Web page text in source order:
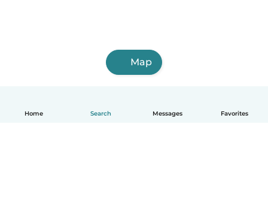
Home Search Messages Favorites
Map